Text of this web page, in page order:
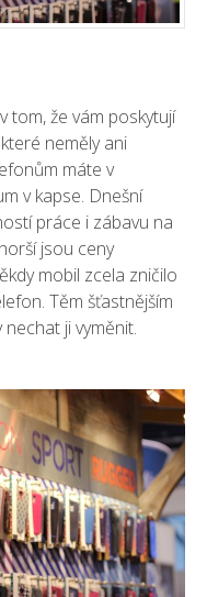
tom, že vám poskytují
neměly ani
máte v
v kapse. Dnešní
práce i zábavu na
jsou ceny
mobil zcela zničilo
Těm šťastnějším
ji vyměnit.